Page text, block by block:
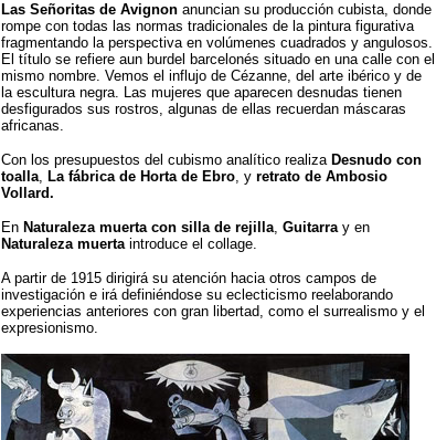
Las Señoritas de Avignon anuncian su producción cubista, donde
rompe con todas las normas tradicionales de la pintura figurativa
fragmentando la perspectiva en volúmenes cuadrados y angulosos.
El título se refiere aun burdel barcelonés situado en una calle con el
mismo nombre. Vemos el influjo de Cézanne, del arte ibérico y de
la escultura negra. Las mujeres que aparecen desnudas tienen
desfigurados sus rostros, algunas de ellas recuerdan máscaras
africanas.
Con los presupuestos del cubismo analítico realiza Desnudo con
toalla, La fábrica de Horta de Ebro, y retrato de Ambosio
Vollard.
En Naturaleza muerta con silla de rejilla, Guitarray en
Naturaleza muertaintroduce el collage.
A partir de 1915 dirigirá su atención hacia otros campos de
investigación e irá definiéndose su eclecticismo reelaborando
experiencias anteriores con gran libertad, como el surrealismo y el
expresionismo.